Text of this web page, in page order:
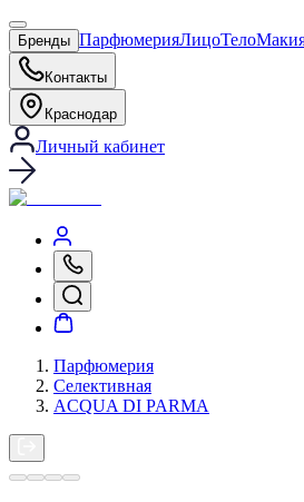
Бренды ПарфюмерияЛицоТело
Контакты
Краснодар
Личный кабинет
Парфюмерия
Селективная
ACQUA DI PARMA